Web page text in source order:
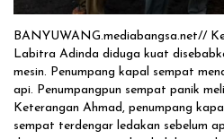
BANYUWANG.mediabangsa.net//
Labitra Adinda diduga kuat
mesin. Penumpang kapal sempat
api. Penumpangpun sempat panik
Keterangan Ahmad, penumpang
sempat terdengar ledakan sebelum